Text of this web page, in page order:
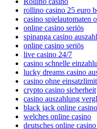
rollino casino 25 euro
casino spielautomaten
online casino seriös
spinanga casino
online casino seriös
live casino 24/7
casino schnelle
lucky dreams casino
casino ohne einsatzlimit
crypto casino sicherheit
casino auszahlung
black jack online casino
welches online casino
deutsches online